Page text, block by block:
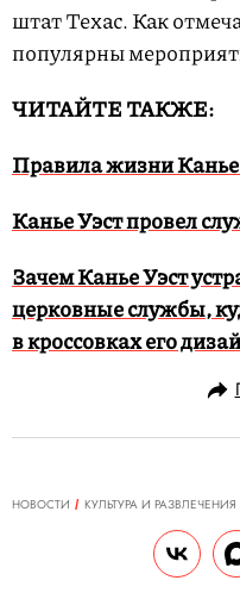
штат Техас. Как
популярны
ЧИТАЙТЕ ТАКЖЕ:
Правила жизни Канье
Канье Уэст провел
Зачем Канье Уэст
церковные службы,
в кроссовках его
НОВОСТИ
КУЛЬТУРА И РАЗВЛЕЧЕНИЯ
В Венеции